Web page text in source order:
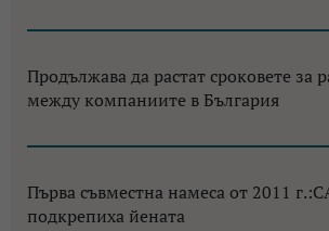
Продължава да растат сроковете за
между компаниите в България
Първа съвместна намеса от 2011
подкрепиха йената